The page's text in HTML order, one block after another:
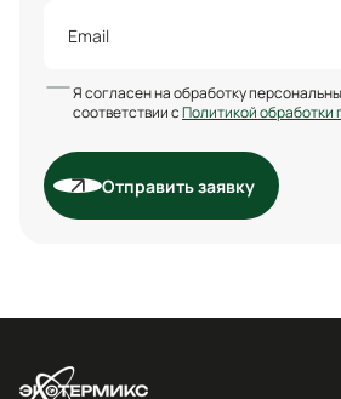
Я согласен на обработку
соответствии сПолитикой обработки
Отправить заявку